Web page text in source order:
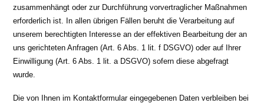
zusammenhängt oder zur Durchführung vorvertraglicher Maßnahmen
erforderlich ist. In allen übrigen Fällen beruht die Verarbeitung auf
unserem berechtigten Interesse an der effektiven Bearbeitung der an
uns gerichteten Anfragen (Art. 6 Abs. 1 lit. f DSGVO) oder auf Ihrer
Einwilligung (Art. 6 Abs. 1 lit. a DSGVO) sofern diese abgefragt
wurde.
Die von Ihnen im Kontaktformular eingegebenen Daten verbleiben bei